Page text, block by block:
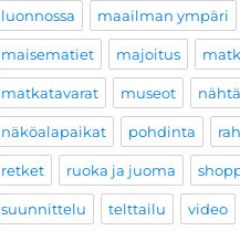
luonnossa maailman ympäri
maisematiet majoitus
matkatavarat museot
näköalapaikat pohdinta
retket ruoka ja juoma
suunnittelu telttailu video